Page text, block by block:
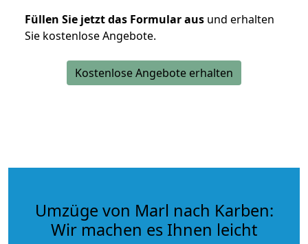
Füllen Sie jetzt das Formular aus und erhalten
Sie kostenlose Angebote.
Kostenlose Angebote erhalten
Umzüge von Marl nach Karben:
Wir machen es Ihnen leicht